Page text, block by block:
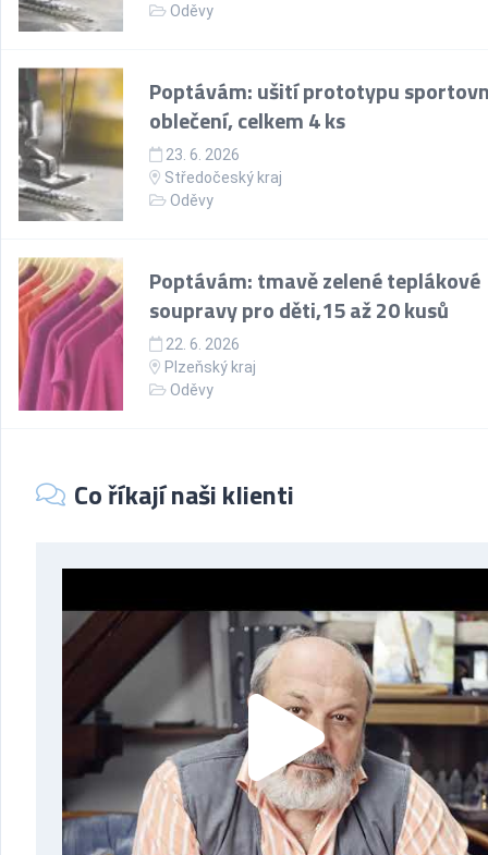
Oděvy
Poptávám: ušití prototypu
oblečení, celkem 4 ks
23. 6. 2026
Středočeský kraj
Oděvy
Poptávám: tmavě zelené teplákové
soupravy pro děti,15 až 20 kusů
22. 6. 2026
Plzeňský kraj
Oděvy
Co říkají naši klienti